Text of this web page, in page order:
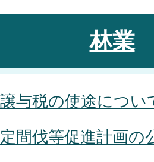
林業
与税の使途につい
間伐等促進計画の